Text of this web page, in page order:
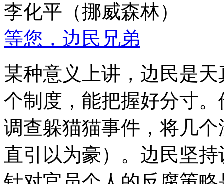
李化平（挪威森林）
等您，边民兄弟
某种意义上讲，边民是
个制度，能把握好分寸
调查躲猫猫事件，将几
直引以为豪）。边民坚